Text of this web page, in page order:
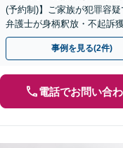
(予約制)】ご家族が犯罪容
弁護士が身柄釈放・不起訴
月100名以上の相談実績】
事例を見る(2件)
電話でお問い合